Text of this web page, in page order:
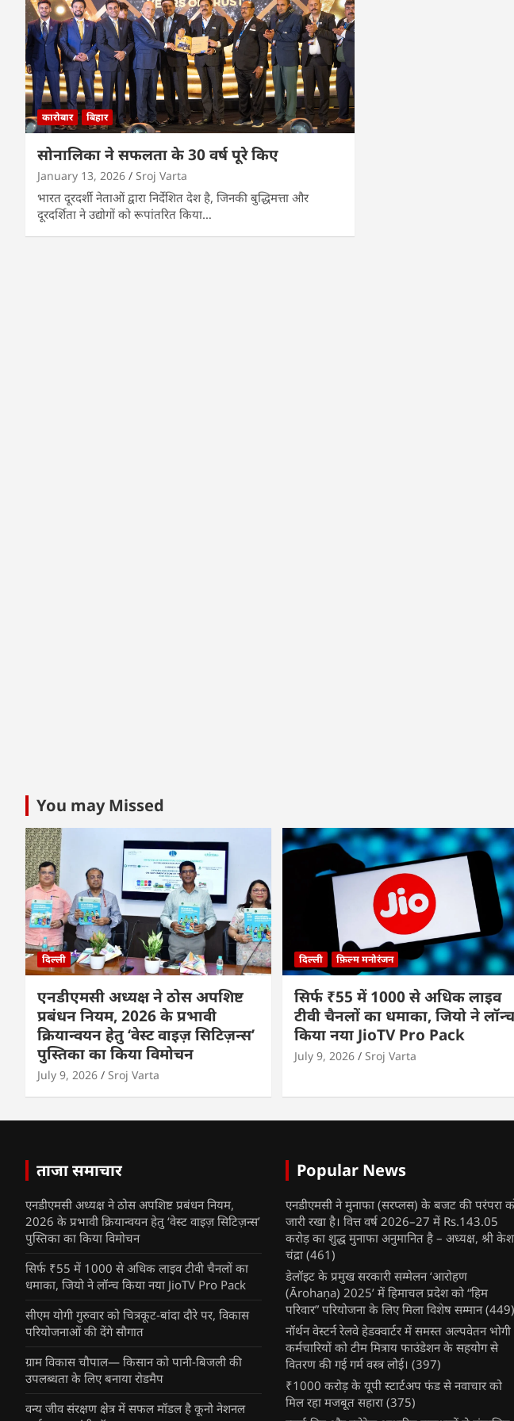
कारोबार बिहार
सोनालिका ने सफलता के 30 वर्ष पूरे किए
January 13, 2026 Sroj Varta
भारत दूरदर्शी नेताओं द्वारा निर्देशित देश है, जिनकी बुद्धिमत्ता और
दूरदर्शिता ने उद्योगों को रूपांतरित किया…
You may Missed
दिल्ली
एनडीएमसी अध्यक्ष ने ठोस अपशिष्ट
प्रबंधन नियम, 2026 के प्रभावी
क्रियान्वयन हेतु ‘वेस्ट वाइज़ सिटिज़न्स’
पुस्तिका का किया विमोचन
July 9, 2026 Sroj Varta
दिल्ली फ़िल्म मनोरंजन
सिर्फ ₹55 में 1000 से अधिक लाइव
टीवी चैनलों का धमाका, जियो ने लॉन्च
किया नया JioTV Pro Pack
July 9, 2026 Sroj Varta
ताजा समाचार
एनडीएमसी अध्यक्ष ने ठोस अपशिष्ट प्रबंधन नियम,
2026 के प्रभावी क्रियान्वयन हेतु ‘वेस्ट वाइज़ सिटिज़न्स’
पुस्तिका का किया विमोचन
सिर्फ ₹55 में 1000 से अधिक लाइव टीवी चैनलों का
धमाका, जियो ने लॉन्च किया नया JioTV Pro Pack
सीएम योगी गुरुवार को चित्रकूट-बांदा दौरे पर, विकास
परियोजनाओं की देंगे सौगात
ग्राम विकास चौपाल— किसान को पानी-बिजली की
उपलब्धता के लिए बनाया रोडमैप
वन्य जीव संरक्षण क्षेत्र में सफल मॉडल है कूनो नेशनल
Popular News
एनडीएमसी ने मुनाफा (सरप्लस) के बजट की परंपरा
जारी रखा है। वित्त वर्ष 2026–27 में Rs.143.05
करोड़ का शुद्ध मुनाफा अनुमानित है – अध्यक्ष, श्री
चंद्रा (461)
डेलॉइट के प्रमुख सरकारी सम्मेलन ‘आरोहण
(Ārohaṇa) 2025’ में हिमाचल प्रदेश को “हिम
परिवार” परियोजना के लिए मिला विशेष सम्मान (449)
नॉर्थन वेस्टर्न रेलवे हेडक्वार्टर में समस्त अल्पवेतन भोगी
कर्मचारियों को टीम मित्राय फाउंडेशन के सहयोग से
वितरण की गई गर्म वस्त्र लोई। (397)
₹1000 करोड़ के यूपी स्टार्टअप फंड से नवाचार को
मिल रहा मजबूत सहारा (375)